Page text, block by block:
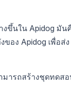
ขึ้นใน Apidog มัน
อง Apidog เพื่อส่ง
มารถสร้างชุดทดส